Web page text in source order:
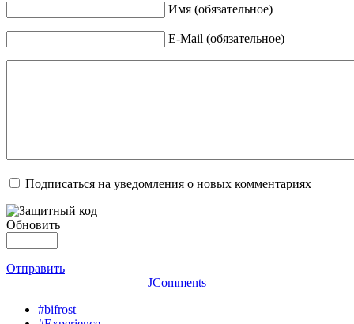
Имя (обязательное)
E-Mail (обязательное)
Подписаться на уведомления о новых комментариях
Обновить
Отправить
JComments
#bifrost